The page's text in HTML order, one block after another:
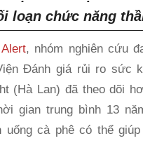
loạn chức năng
, nhóm nghiên cứu
Đánh giá rủi ro sức
(Hà Lan) đã theo dõi
gian trung bình 13
uống cà phê có thể